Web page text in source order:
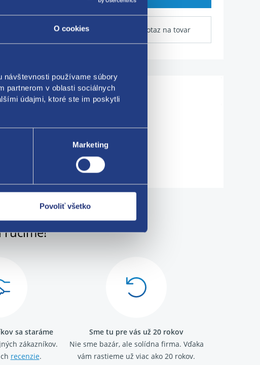
O cookies
návštevnosti používame súbory
partnerom v oblasti sociálnych
údajmi, ktoré ste im poskytli
Marketing
Povoliť všetko
Dotaz na tovar
Použiteľné pre vozidlá
ručíme!
sa staráme
zákazníkov.
recenzie.
Sme tu pre vás už 20 rokov
Nie sme bazár, ale solídna firma. Vďaka
vám rastieme už viac ako 20 rokov.